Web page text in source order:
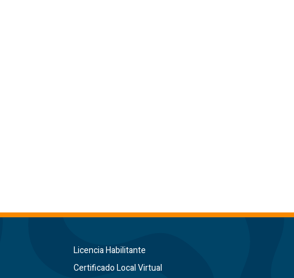
Licencia Habilitante
Certificado Local Virtual